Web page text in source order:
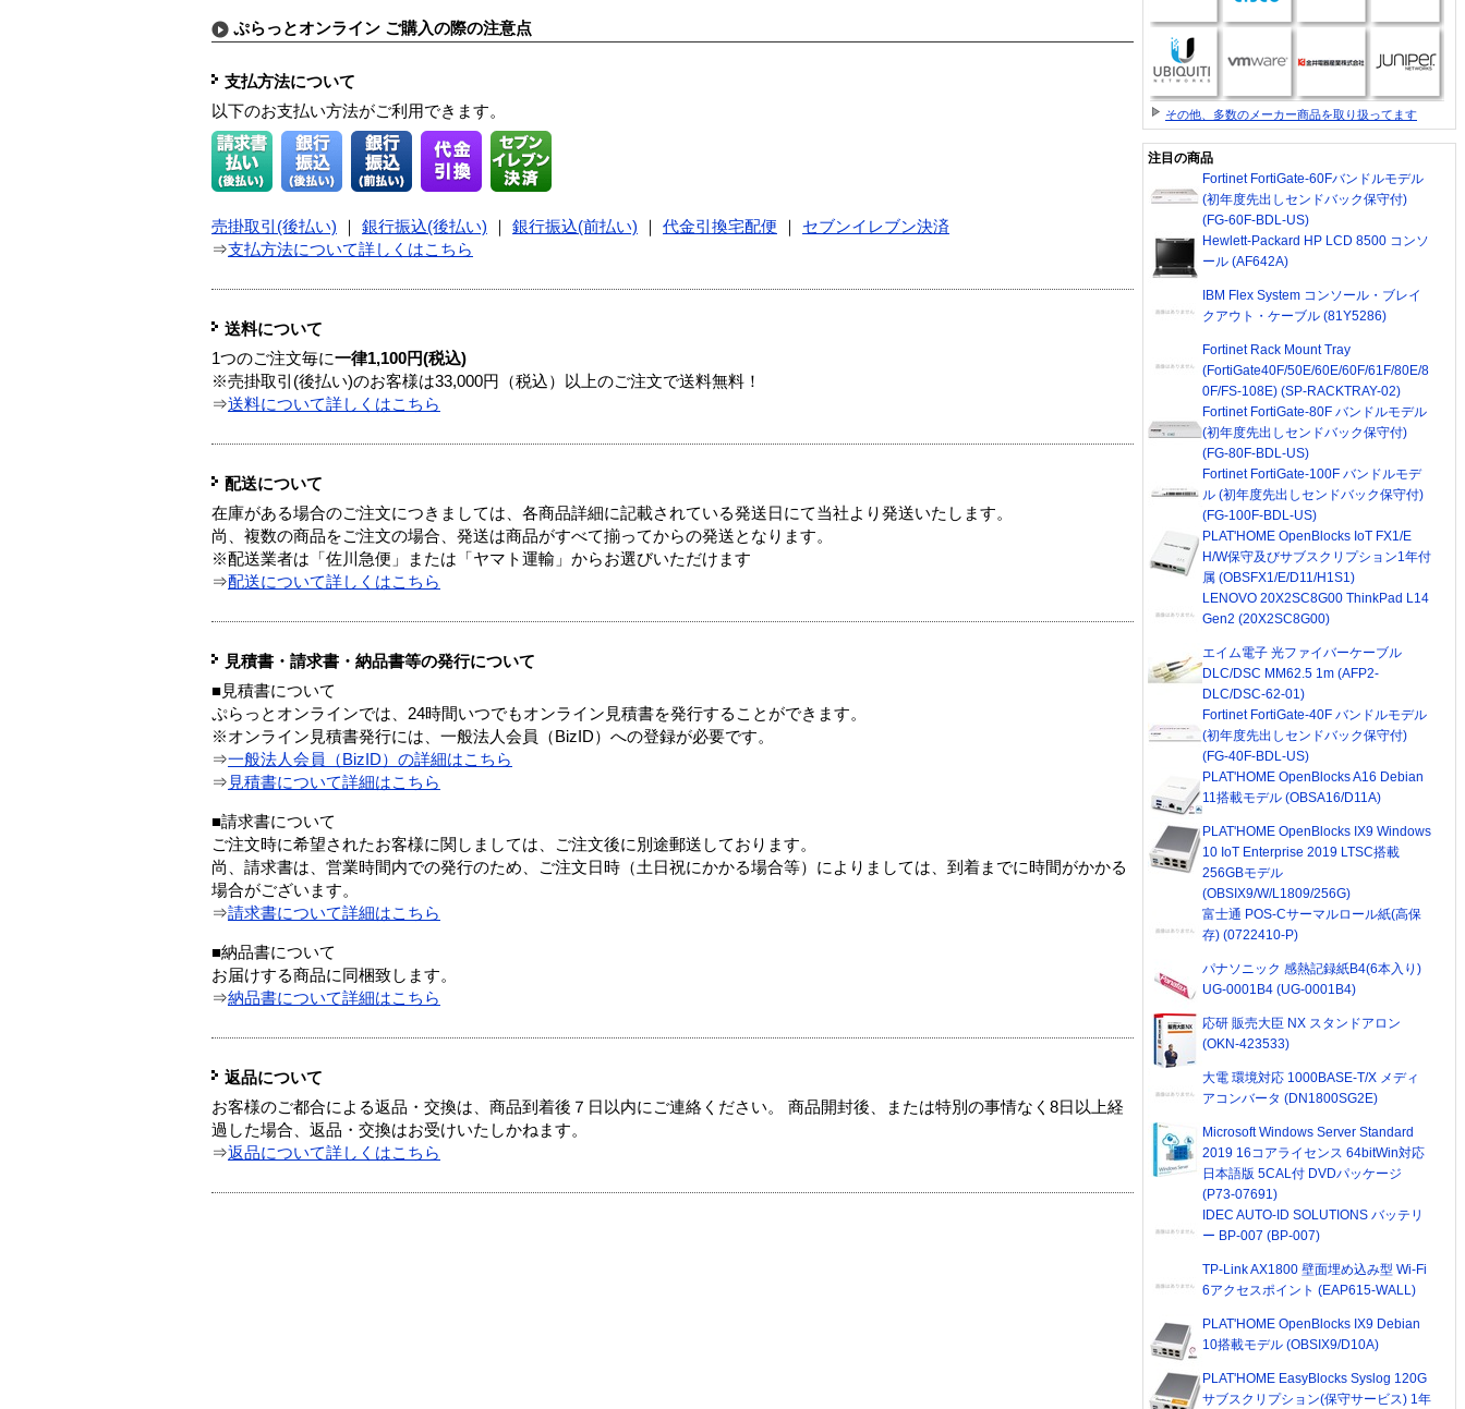
ぷらっとオンライン ご購入の際の注意点
支払方法について
以下のお支払い方法がご利用できます。
売掛取引(後払い) 銀行振込(後払い) 銀行振込(前払い) 代金引換宅配便
セブンイレブン決済
⇒支払方法について詳しくはこちら
送料について
1つのご注文毎に一律1,100円(税込)
※売掛取引(後払い)のお客様は33,000円（税込）以上のご注文で送料無料！
⇒送料について詳しくはこちら
配送について
在庫がある場合のご注文につきましては、各商品詳細に記載されている発送日にて当社より発送いたします。
尚、複数の商品をご注文の場合、発送は商品がすべて揃ってからの発送となります。
※配送業者は「佐川急便」または「ヤマト運輸」からお選びいただけます
⇒配送について詳しくはこちら
見積書・請求書・納品書等の発行について
■見積書について
ぷらっとオンラインでは、24時間いつでもオンライン見積書を発行することができます。
※オンライン見積書発行には、一般法人会員（BizID）への登録が必要です。
⇒一般法人会員（BizID）の詳細はこちら
⇒ 見積書について詳細はこちら
■請求書について
ご注文時に希望されたお客様に関しましては、ご注文後に別途郵送しております。
尚、請求書は、営業時間内での発行のため、ご注文日時（土日祝にかかる場合等）によりましては、到着までに時間がかかる
場合がございます。
⇒請求書について詳細はこちら
■納品書について
お届けする商品に同梱致します。
⇒納品書について詳細はこちら
返品について
お客様のご都合による返品・交換は、商品到着後７日以内にご連絡ください。 商品開封後、または特別の事情なく8日以上経
過した場合、返品・交換はお受けいたしかねます。
⇒返品について詳しくはこちら
その他、多数のメーカー商品を取り扱ってます
注目の商品
Fortinet FortiGate-60Fバンドルモデル
(初年度先出しセンドバック保守付)
(FG-60F-BDL-US)
Hewlett-Packard HP LCD 8500 コンソ
ール (AF642A)
IBM Flex System コンソール・ブレイ
クアウト・ケーブル (81Y5286)
Fortinet Rack Mount Tray
(FortiGate40F/50E/60E/60F/61F/80E/8
0F/FS-108E) (SP-RACKTRAY-02)
Fortinet FortiGate-80F バンドルモデル
(初年度先出しセンドバック保守付)
(FG-80F-BDL-US)
Fortinet FortiGate-100F バンドルモデ
ル (初年度先出しセンドバック保守付)
(FG-100F-BDL-US)
PLAT'HOME OpenBlocks IoT FX1/E
H/W保守及びサブスクリプション1年付
属 (OBSFX1/E/D11/H1S1)
LENOVO 20X2SC8G00 ThinkPad L14
Gen2 (20X2SC8G00)
エイム電子 光ファイバーケーブル
DLC/DSC MM62.5 1m (AFP2-
DLC/DSC-62-01)
Fortinet FortiGate-40F バンドルモデル
(初年度先出しセンドバック保守付)
(FG-40F-BDL-US)
PLAT'HOME OpenBlocks A16 Debian
11搭載モデル (OBSA16/D11A)
PLAT'HOME OpenBlocks IX9 Windows
10 IoT Enterprise 2019 LTSC搭載
256GBモデル
(OBSIX9/W/L1809/256G)
富士通 POS-Cサーマルロール紙(高保
存) (0722410-P)
パナソニック 感熱記録紙B4(6本入り)
UG-0001B4 (UG-0001B4)
応研 販売大臣 NX スタンドアロン
(OKN-423533)
大電 環境対応 1000BASE-T/X メディ
アコンバータ (DN1800SG2E)
Microsoft Windows Server Standard
2019 16コアライセンス 64bitWin対応
日本語版 5CAL付 DVDパッケージ
(P73-07691)
IDEC AUTO-ID SOLUTIONS バッテリ
ー BP-007 (BP-007)
TP-Link AX1800 壁面埋め込み型 Wi-Fi
6アクセスポイント (EAP615-WALL)
PLAT'HOME OpenBlocks IX9 Debian
10搭載モデル (OBSIX9/D10A)
PLAT'HOME EasyBlocks Syslog 120G
サブスクリプション(保守サービス) 1年